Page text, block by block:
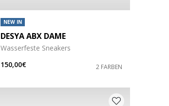
NEW IN
DESYA ABX DAME
Wasserfeste Sneakers
150,00€
2 FARBEN